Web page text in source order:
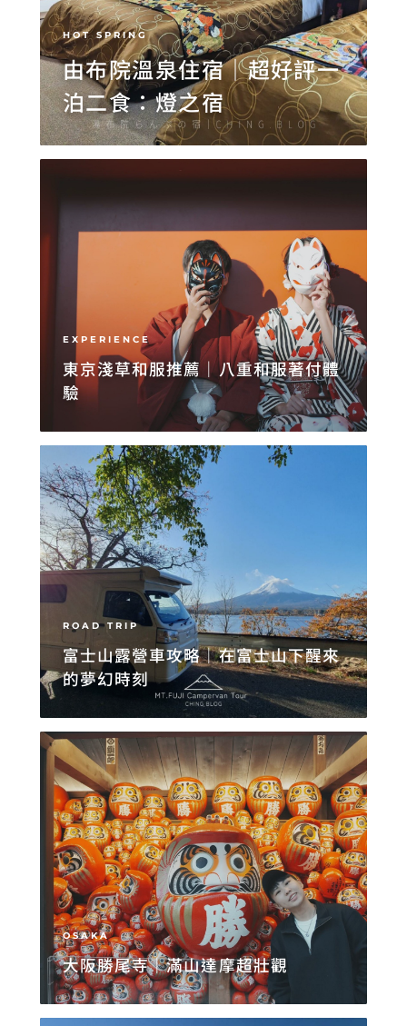
HOT SPRING
由布院溫泉住宿｜超好評一
泊二食：燈之宿
EXPERIENCE
東京淺草和服推薦｜八重和服著付體
驗
ROAD TRIP
富士山露營車攻略｜在富士山下醒來
的夢幻時刻
OSAKA
大阪勝尾寺｜滿山達摩超壯觀